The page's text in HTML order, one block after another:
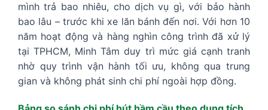
mình trả bao nhiêu, cho dịch vụ gì, với bảo hành
bao lâu – trước khi xe lăn bánh đến nơi. Với hơn 10
năm hoạt động và hàng nghìn công trình đã xử lý
tại TPHCM, Minh Tâm duy trì mức giá cạnh tranh
nhờ quy trình vận hành tối ưu, không qua trung
gian và không phát sinh chi phí ngoài hợp đồng.